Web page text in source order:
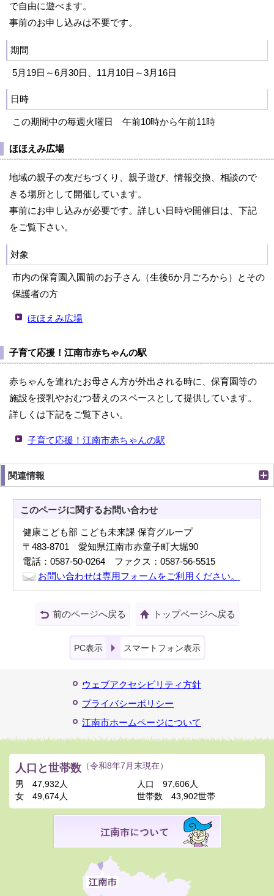
で自由に遊べます。
事前のお申し込みは不要です。
期間
5月19日～6月30日、11月10日～3月16日
日時
この期間中の毎週火曜日 午前10時から午前11時
ほほえみ広場
地域の親子の友だちづくり、親子遊び、情報交換、相談ので
きる場所として開催しています。
事前にお申し込みが必要です。詳しい日時や開催日は、下記
をご覧下さい。
対象
市内の保育園入園前のお子さん（生後6か月ごろから）とその
保護者の方
ほほえみ広場
子育て応援！江南市赤ちゃんの駅
赤ちゃんを連れたお母さん方が外出される時に、保育園等の
施設を授乳やおむつ替えのスペースとして提供しています。
詳しくは下記をご覧下さい。
子育て応援！江南市赤ちゃんの駅
関連情報
このページに関するお問い合わせ
健康こども部 こども未来課 保育グループ
〒483-8701 愛知県江南市赤童子町大堀90
電話：0587-50-0264 ファクス：0587-56-5515
お問い合わせは専用フォームをご利用ください。
前のページへ戻る トップページへ戻る
PC表示 スマートフォン表示
ウェブアクセシビリティ方針
プライバシーポリシー
江南市ホームページについて
人口と世帯数 （令和8年7月末現在）
男
47,932人
女
49,674人
人口
97,606人
世帯数
43,902世帯